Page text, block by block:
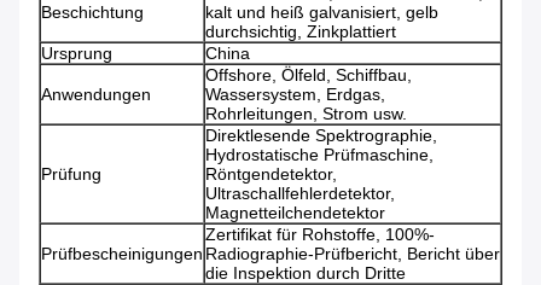
Beschichtung
kalt und heiß galvanisiert, gelb
durchsichtig, Zinkplattiert
Ursprung
China
Anwendungen
Offshore, Ölfeld, Schiffbau,
Wassersystem, Erdgas,
Rohrleitungen, Strom usw.
Prüfung
Direktlesende Spektrographie,
Hydrostatische Prüfmaschine,
Röntgendetektor,
Ultraschallfehlerdetektor,
Magnetteilchendetektor
Prüfbescheinigungen
Zertifikat für Rohstoffe, 100%-
Radiographie-Prüfbericht, Bericht über
die Inspektion durch Dritte